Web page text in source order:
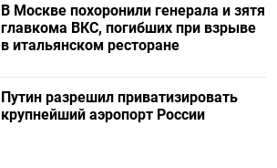
В Москве похоронили генерала и зятя
главкома ВКС, погибших при взрыве
в итальянском ресторане
Путин разрешил приватизировать
крупнейший аэропорт России